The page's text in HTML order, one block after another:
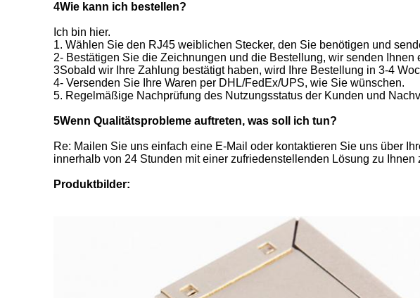
4Wie kann ich bestellen?
Ich bin hier.
1. Wählen Sie den RJ45 weiblichen Stecker, den Sie benötigen und
2- Bestätigen Sie die Zeichnungen und die Bestellung, wir senden
3Sobald wir Ihre Zahlung bestätigt haben, wird Ihre Bestellung in 3-4
4- Versenden Sie Ihre Waren per DHL/FedEx/UPS, wie Sie wünschen.
5. Regelmäßige Nachprüfung des Nutzungsstatus der Kunden und
5Wenn Qualitätsprobleme auftreten, was soll ich tun?
Re: Mailen Sie uns einfach eine E-Mail oder kontaktieren Sie uns über
innerhalb von 24 Stunden mit einer zufriedenstellenden Lösung zu Ihnen
Produktbilder: